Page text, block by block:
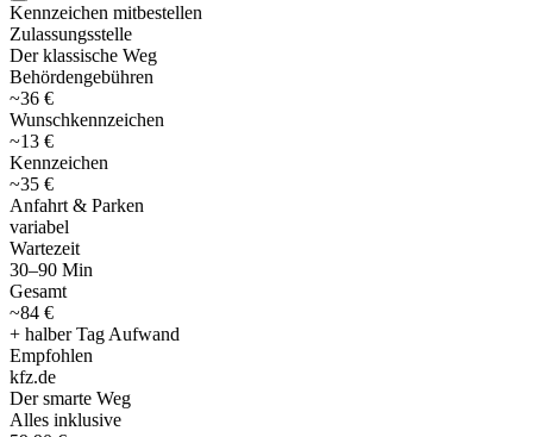
Kennzeichen mitbestellen
Zulassungsstelle
Der klassische Weg
Behördengebühren
~36 €
Wunschkennzeichen
~13 €
Kennzeichen
~35 €
Anfahrt & Parken
variabel
Wartezeit
30–90 Min
Gesamt
~84 €
+ halber Tag Aufwand
Empfohlen
kfz.de
Der smarte Weg
Alles inklusive